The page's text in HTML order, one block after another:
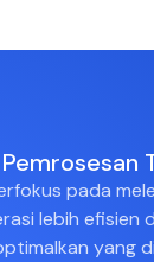
pada
lebih efisien
yang